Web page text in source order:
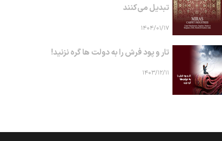
تبدیل می‌کنند
۱۴۰۴/۰۱/۱۷
تار و پود فرش را به دولت ها گره نزنید!
۱۴۰۳/۱۲/۱۱